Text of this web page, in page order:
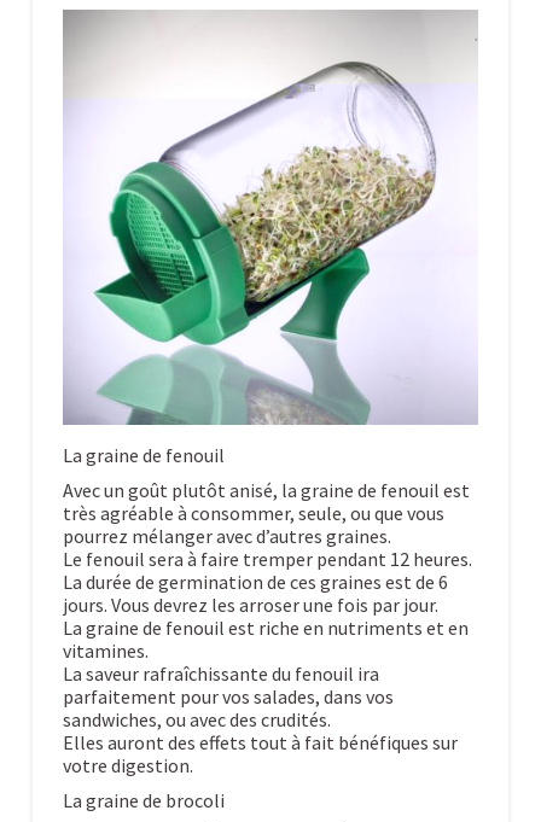
La graine de fenouil
Avec un goût plutôt anisé, la graine de fenouil est
très agréable à consommer, seule, ou que vous
pourrez mélanger avec d’autres graines.
Le fenouil sera à faire tremper pendant 12 heures.
La durée de germination de ces graines est de 6
jours. Vous devrez les arroser une fois par jour.
La graine de fenouil est riche en nutriments et en
vitamines.
La saveur rafraîchissante du fenouil ira
parfaitement pour vos salades, dans vos
sandwiches, ou avec des crudités.
Elles auront des effets tout à fait bénéfiques sur
votre digestion.
La graine de brocoli